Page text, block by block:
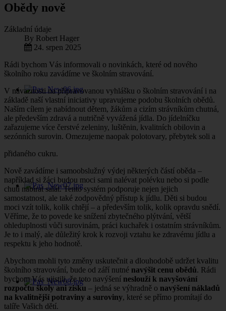
Obědy nově
Základní údaje
By Robert Hager
24. srpen 2025
Rádi bychom Vás informovali o novinkách, které od nového
školního roku zavádíme ve školním stravování.
V návaznosti na připravovanou vyhlášku o školním stravování i na
základě naší vlastní iniciativy upravujeme podobu školních obědů.
Naším cílem je nabídnout dětem, žákům a cizím strávníkům chutná,
ale především zdravá a nutričně vyvážená jídla. Do jídelníčku
zařazujeme více čerstvé zeleniny, luštěnin, kvalitních obilovin a
sezónních surovin. Omezujeme naopak polotovary, přebytek soli a
přidaného cukru.
Nově zavádíme i samoobslužný výdej některých částí oběda –
například si žáci budou moci sami nalévat polévku nebo si podle
chuti nabírat salát. Tento systém podporuje nejen jejich
samostatnost, ale také zodpovědný přístup k jídlu. Děti si budou
moci vzít tolik, kolik chtějí – a především tolik, kolik opravdu snědí.
Věříme, že to povede ke snížení zbytečného plýtvání, větší
ohleduplnosti vůči surovinám, práci kuchařek i ostatním strávníkům.
Je to i malý, ale důležitý krok k rozvoji vztahu ke zdravému jídlu a
respektu k jeho hodnotě.
Abychom mohli tyto změny uskutečnit a dlouhodobě udržet kvalitu
školního stravování, bude od září nutné navýšit cenu obědů. Rádi
bychom Vás ujistili, že toto navýšení neslouží k navyšování
rozpočtu školy ani zisku – jedná se výhradně o navýšení nákladů
na kvalitnější potraviny a suroviny, které se přímo promítají do
talíře Vašich dětí.